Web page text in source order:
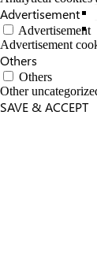
Advertisement
Advertisement
Advertisement
Others
Others
Other
SAVE & ACCEPT